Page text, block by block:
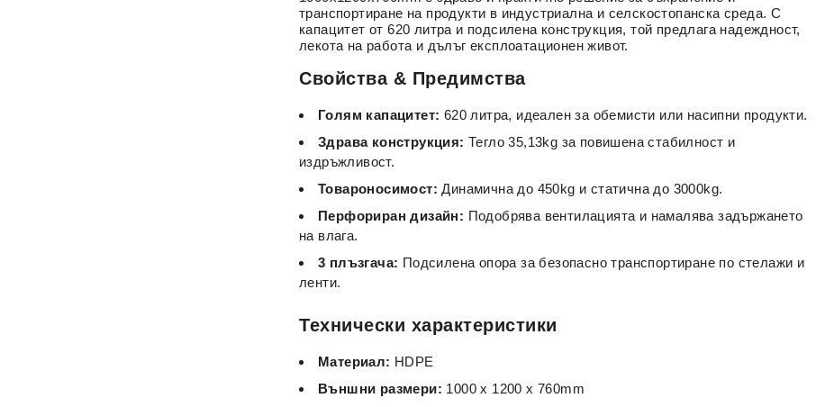
транспортиране на продукти в индустриална и селскостопанска среда. С
капацитет от 620 литра и подсилена конструкция, той предлага надеждност,
лекота на работа и дълъг експлоатационен живот.
Свойства & Предимства
Голям капацитет: 620 литра, идеален за обемисти или насипни продукти.
Здрава конструкция: Тегло 35,13kg за повишена стабилност и
издръжливост.
Товароносимост: Динамична до 450kg и статична до 3000kg.
Перфориран дизайн: Подобрява вентилацията и намалява задържането
на влага.
3 плъзгача: Подсилена опора за безопасно транспортиране по стелажи и
ленти.
Технически характеристики
Материал: HDPE
Външни размери: 1000 x 1200 x 760mm